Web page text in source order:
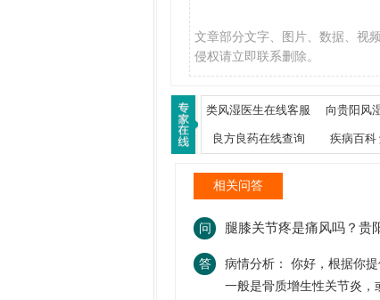
文章部分文字、图片、数据、视
侵权请立即联系删除。
类风湿医生在线客服 向贵阳风
良方良药在线查询 疾病百科
相关问答
问 腿膝关节疼是痛风吗？贵
答
病情分析： 你好，根据你
一般是骨质增生性关节炎